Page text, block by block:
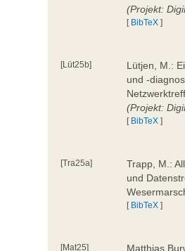
(Projekt:
[ BibTeX ]
[Lüt25b]
Lütjen, M.:
und -
(Projekt:
[ BibTeX ]
[Tra25a]
Trapp, M.:
und
[ BibTeX ]
[Mat25]
Matthias